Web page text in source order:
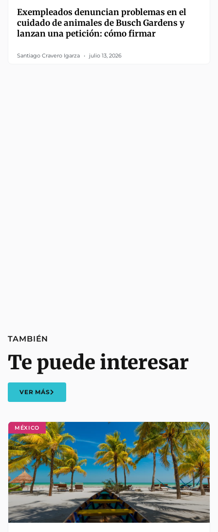
Exempleados denuncian problemas en el
cuidado de animales de Busch Gardens y
lanzan una petición: cómo firmar
Santiago Cravero Igarza julio 13, 2026
MÉXICO
TAMBIÉN
Te puede interesar
VER MÁS